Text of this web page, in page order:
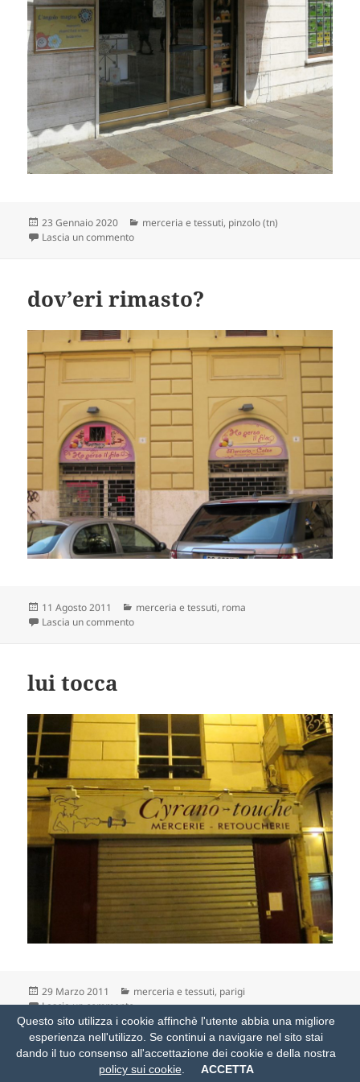
Scritto
il
23 Gennaio 2020 Categorie
merceria e tessuti, pinzolo (tn)
Lascia un commentosu dopo il bus
dov’eri rimasto?
Scritto
il
11 Agosto 2011 Categorie
merceria e tessuti, roma
Lascia un commentosu dov’eri rimasto?
lui tocca
Scritto
il
29 Marzo 2011 Categorie
merceria e tessuti, parigi
Lascia un commentosu lui tocca
Questo sito utilizza i cookie affinchè l'utente abbia una migliore
esperienza nell'utilizzo. Se continui a navigare nel sito stai
dando il tuo consenso all'accettazione dei cookie e della nostra
policy sui cookie. ACCETTA
Proudly powered by WordPresse modificato con modestia da